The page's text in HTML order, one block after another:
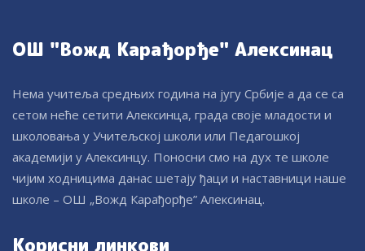
ОШ "Вожд Карађорђе" Алексинац
Нема учитеља средњих година на југу Србије а да се са
сетом неће сетити Алексинца, града своје младости и
школовања у Учитељској школи или Педагошкој
академији у Алексинцу. Поносни смо на дух те школе
чијим ходницима данас шетају ђаци и наставници наше
школе – ОШ „Вожд Карађорђе” Алексинац.
Корисни линкови